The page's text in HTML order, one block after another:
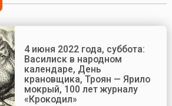
4 июня 2022 года, суббота:
Василиск в народном
календаре, День
крановщика, Троян — Ярило
мокрый, 100 лет журналу
«Крокодил»